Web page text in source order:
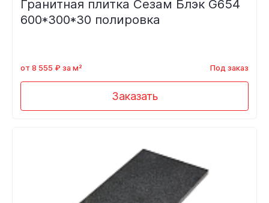
Гранитная плитка Сезам Блэк G654
600*300*30 полировка
от 8 555 ₽ за м² Под заказ
Заказать